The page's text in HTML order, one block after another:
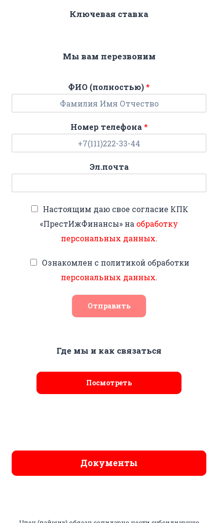
Ключевая ставка
Мы вам перезвоним
ФИО (полностью)*
Номер телефона *
Эл.почта
Настоящим даю свое согласие КПК
«ПрестИжФинансы» на обработку
персональных данных.
Ознакомлен с политикой обработки
персональных данных.
Отправить
Где мы и как связаться
Посмотреть
Документы